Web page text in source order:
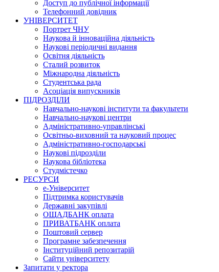
Доступ до публічної інформації
Телефонний довідник
УНІВЕРСИТЕТ
Портрет ЧНУ
Наукова й інноваційна діяльність
Наукові періодичні видання
Освітня діяльність
Сталий розвиток
Міжнародна діяльність
Студентська рада
Асоціація випускників
ПІДРОЗДІЛИ
Навчально-наукові інститути та факультети
Навчально-наукові центри
Адміністративно-управлінські
Освітньо-виховний та науковий процес
Адміністративно-господарські
Наукові підрозділи
Наукова бібліотека
Студмістечко
РЕСУРСИ
е-Університет
Підтримка користувачів
Державні закупівлі
ОЩАДБАНК оплата
ПРИВАТБАНК оплата
Поштовий сервер
Програмне забезпечення
Інституційний репозитарій
Сайти університету
Запитати у ректора